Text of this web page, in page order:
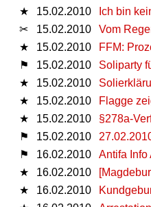
★
15.02.2010
Ich bin
✂
15.02.2010
Vom
★
15.02.2010
FFM:
⚑
15.02.2010
Soliparty
★
15.02.2010
★
15.02.2010
Flagge
★
15.02.2010
§278a-
⚑
15.02.2010
⚑
16.02.2010
Antifa Info
★
16.02.2010
★
16.02.2010